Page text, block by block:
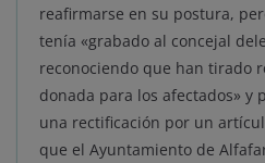
reafirmarse en su postura,
tenía «grabado al concejal
reconociendo que han tirado
donada para los afectados» y
una rectificación por un
que el Ayuntamiento de